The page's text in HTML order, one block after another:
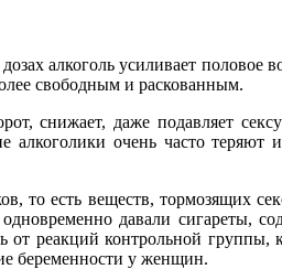
алкоголь усиливает половое
свободным и раскованным.
снижает, даже подавляет
алкоголики очень часто
то есть веществ, тормозящих
давали сигареты,
реакций контрольной
беременности у женщин.